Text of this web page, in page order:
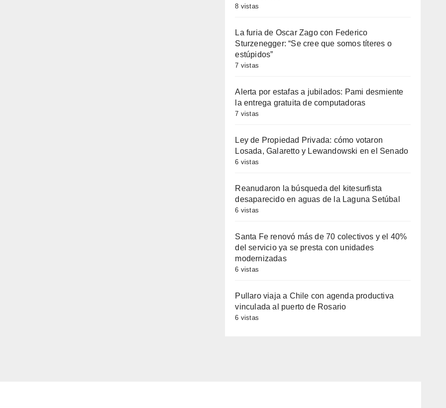
8 vistas
La furia de Oscar Zago con Federico
Sturzenegger: “Se cree que somos títeres o
estúpidos”
7 vistas
Alerta por estafas a jubilados: Pami desmiente
la entrega gratuita de computadoras
7 vistas
Ley de Propiedad Privada: cómo votaron
Losada, Galaretto y Lewandowski en el Senado
6 vistas
Reanudaron la búsqueda del kitesurfista
desaparecido en aguas de la Laguna Setúbal
6 vistas
Santa Fe renovó más de 70 colectivos y el 40%
del servicio ya se presta con unidades
modernizadas
6 vistas
Pullaro viaja a Chile con agenda productiva
vinculada al puerto de Rosario
6 vistas